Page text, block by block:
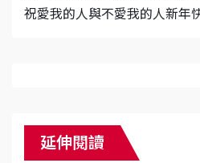
祝愛我的人與不愛我的人新年
延伸閱讀